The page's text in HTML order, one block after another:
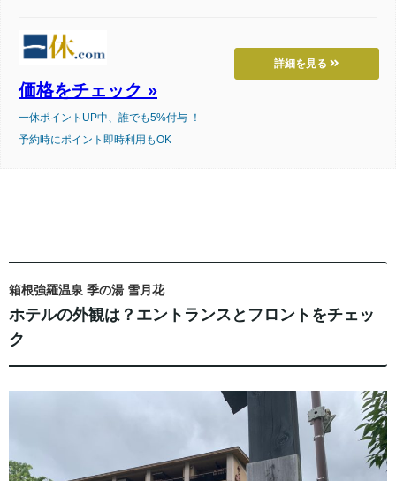
詳細を見る
価格をチェック »
一休ポイントUP中、誰でも5%付与 ！
予約時にポイント即時利用もOK
箱根強羅温泉 季の湯 雪月花
ホテルの外観は？エントランスとフロントをチェッ
ク